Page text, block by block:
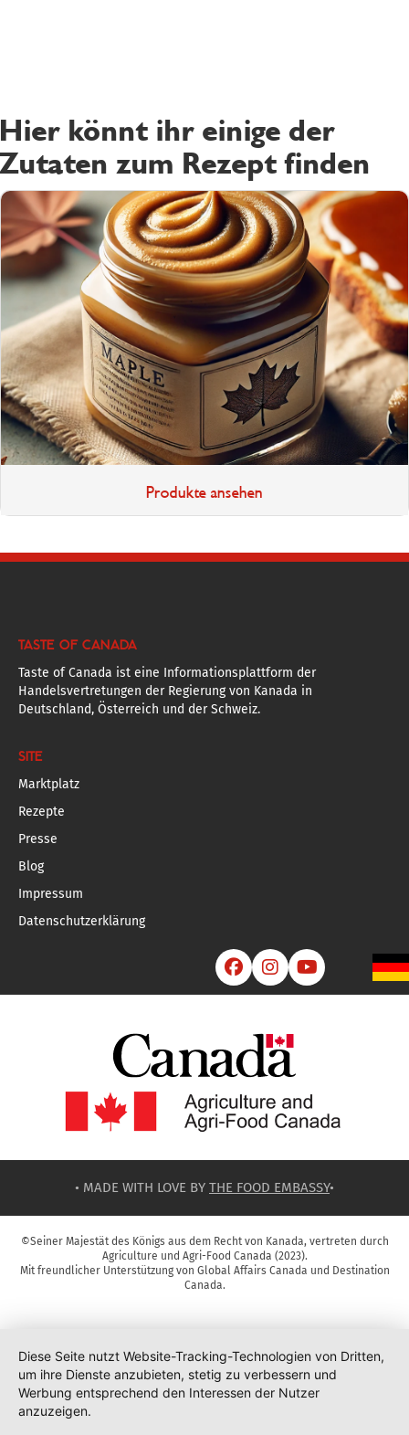
Hier könnt ihr einige der
Zutaten zum Rezept finden
Produkte ansehen
TASTE OF CANADA
Taste of Canada ist eine Informationsplattform der
Handelsvertretungen der Regierung von Kanada in
Deutschland, Österreich und der Schweiz.
SITE
Marktplatz
Rezepte
Presse
Blog
Impressum
Datenschutzerklärung
  
• MADE WITH LOVE BY THE FOOD EMBASSY•
©Seiner Majestät des Königs aus dem Recht von Kanada, vertreten durch
Agriculture und Agri-Food Canada (2023).
Mit freundlicher Unterstützung von Global Affairs Canada und Destination
Canada.
Diese Seite nutzt Website-Tracking-Technologien von Dritten,
um ihre Dienste anzubieten, stetig zu verbessern und
Werbung entsprechend den Interessen der Nutzer
anzuzeigen.